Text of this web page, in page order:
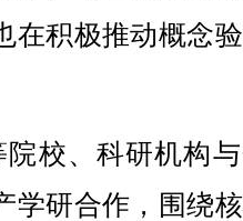
在积极推动概念
校、科研机构与
学研合作，围绕